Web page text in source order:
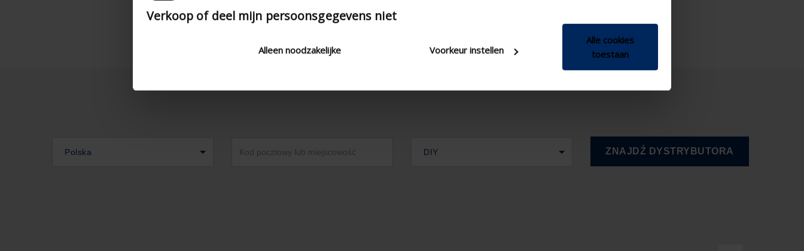
Verkoop of deel mijn persoonsgegevens niet
Alleen noodzakelijke Voorkeur instellen
Alle cookies
toestaan
Polska DIY